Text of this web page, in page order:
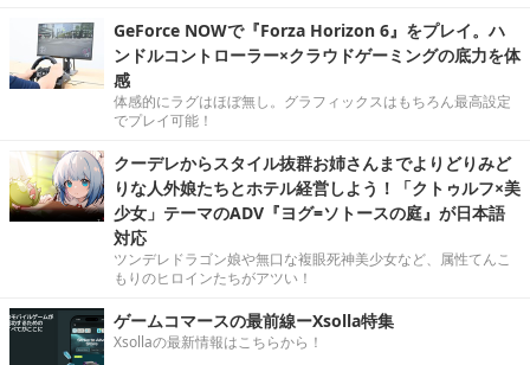
GeForce NOWで『Forza Horizon 6』をプレイ。ハ
ンドルコントローラー×クラウドゲーミングの底力を体
感
体感的にラグはほぼ無し。グラフィックスはもちろん最高設定
でプレイ可能！
クーデレからスタイル抜群お姉さんまでよりどりみど
りな人外娘たちとホテル経営しよう！「クトゥルフ×美
少女」テーマのADV『ヨグ=ソトースの庭』が日本語
対応
ツンデレドラゴン娘や無口な複眼死神美少女など、属性てんこ
もりのヒロインたちがアツい！
ゲームコマースの最前線ーXsolla特集
Xsollaの最新情報はこちらから！